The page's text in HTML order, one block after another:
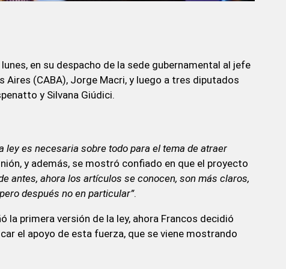
en su despacho de la sede gubernamental al jefe
Aires (CABA), Jorge Macri, y luego a tres diputados
y Silvana Giúdici.
ley es necesaria sobre todo para el tema de atraer
y además, se mostró confiado en que el proyecto
antes, ahora los artículos se conocen, son más claros,
después no en particular”.
la primera versión de la ley, ahora Francos decidió
el apoyo de esta fuerza, que se viene mostrando